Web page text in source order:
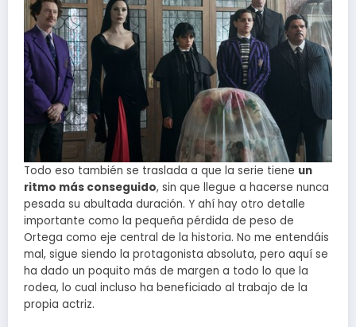
Todo eso también se traslada a que la serie tiene un
ritmo más conseguido, sin que llegue a hacerse nunca
pesada su abultada duración. Y ahí hay otro detalle
importante como la pequeña pérdida de peso de
Ortega como eje central de la historia. No me entendáis
mal, sigue siendo la protagonista absoluta, pero aquí se
ha dado un poquito más de margen a todo lo que la
rodea, lo cual incluso ha beneficiado al trabajo de la
propia actriz.